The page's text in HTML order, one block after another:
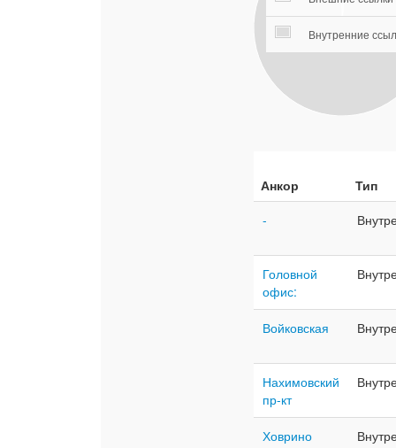
Внутренние
Анкор
Тип
-
Головной
офис:
Войковская
Нахимовский
пр-кт
Ховрино